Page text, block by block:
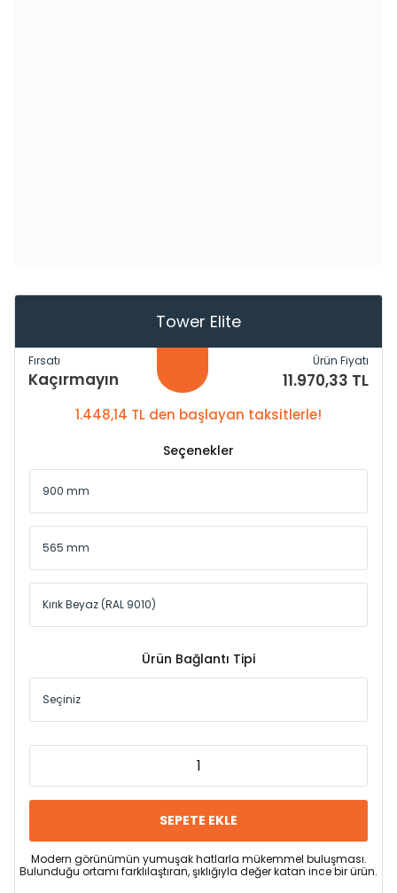
Tower Elite
Fırsatı
Kaçırmayın
Ürün Fiyatı
11.970,33 TL
1.448,14 TL den başlayan taksitlerle!
Seçenekler
Ürün Bağlantı Tipi
SEPETE EKLE
Modern görünümün yumuşak hatlarla mükemmel buluşması.
Bulunduğu ortamı farklılaştıran, şıklığıyla değer katan ince bir ürün.